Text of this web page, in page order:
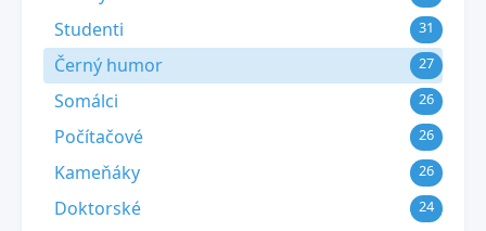
Studenti 31
Černý humor 27
Somálci 26
Počítačové 26
Kameňáky 26
Doktorské 24